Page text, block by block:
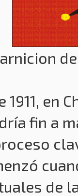
1911,
fin a
de